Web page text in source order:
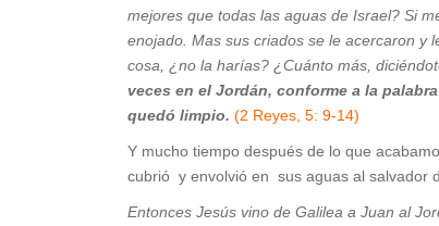
mejores que todas las aguas de Israel? Si
enojado. Mas sus criados se le acercaron y
cosa, ¿no la harías? ¿Cuánto más,
veces en el Jordán, conforme a la
quedó limpio. (2 Reyes, 5: 9-14)
Y mucho tiempo después de lo que
cubrió y envolvió en sus aguas al salvador
Entonces Jesús vino de Galilea a Juan al